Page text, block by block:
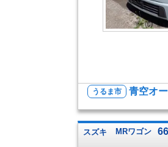
うるま市 青空オ
スズキ MRワゴン